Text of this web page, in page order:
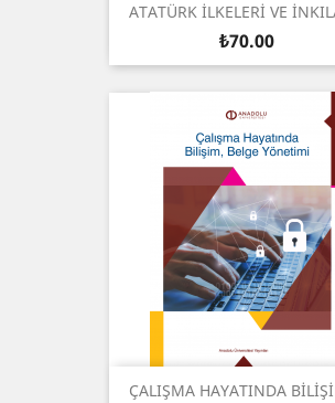
ATATÜRK İLKELERİ VE
Price
₺70.00
ÇALIŞMA HAYATINDA